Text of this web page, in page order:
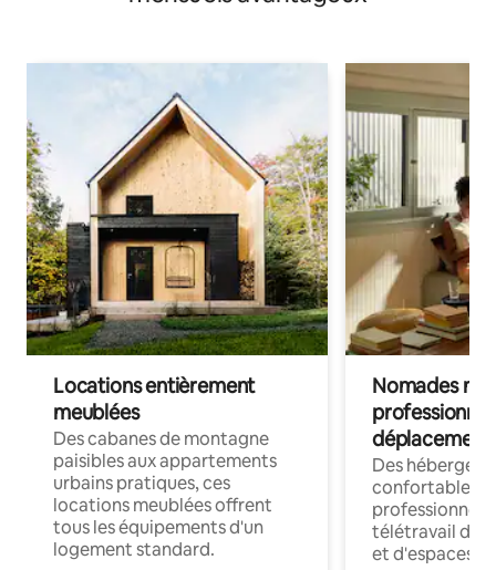
Locations entièrement
meublées
Des cabanes de montagne
paisibles aux appartements
urbains pratiques, ces
locations meublées offrent
tous les équipements d'un
logement standard.
Nomades
déplacement
Des
confortables
professionnels
télétravail
et d'espaces